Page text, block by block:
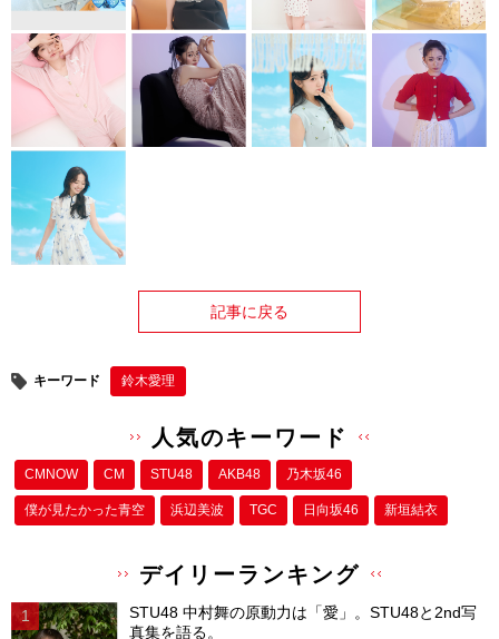
記事に戻る
キーワード 鈴木愛理
人気のキーワード
CMNOW CM STU48 AKB48 乃木坂46
僕が⾒たかった⻘空 浜辺美波 TGC 日向坂46 新垣結衣
デイリーランキング
STU48 中村舞の原動力は「愛」。STU48と2nd写
真集を語る。